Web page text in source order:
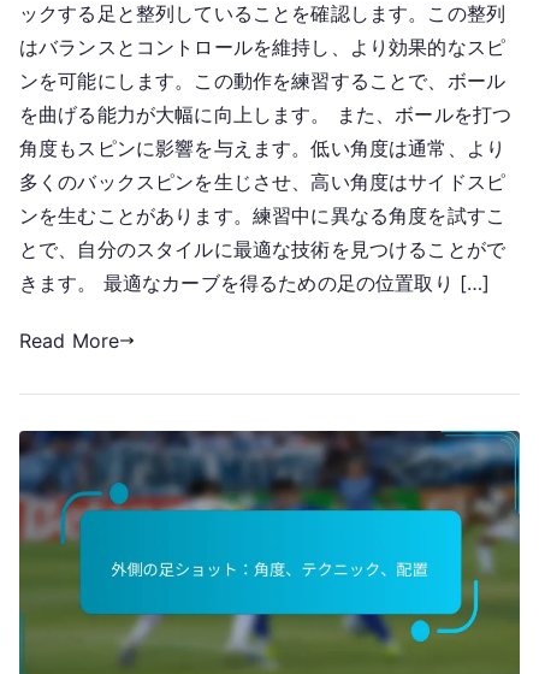
ックする足と整列していることを確認します。この整列
はバランスとコントロールを維持し、より効果的なスピ
ンを可能にします。この動作を練習することで、ボール
を曲げる能力が大幅に向上します。 また、ボールを打つ
角度もスピンに影響を与えます。低い角度は通常、より
多くのバックスピンを生じさせ、高い角度はサイドスピ
ンを生むことがあります。練習中に異なる角度を試すこ
とで、自分のスタイルに最適な技術を見つけることがで
きます。 最適なカーブを得るための足の位置取り […]
Read More